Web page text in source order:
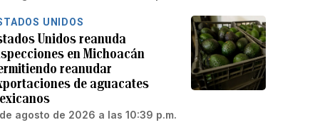
UNIDOS
Unidos reanuda
en Michoacán
reanudar
de aguacates
agosto de 2026 a las 10:39 p.m.